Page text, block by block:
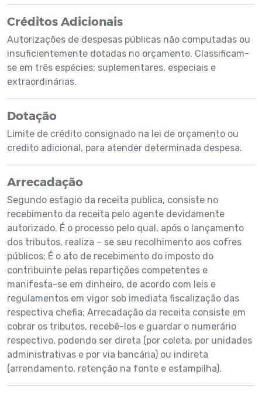
Créditos Adicionais
Autorizações de despesas públicas não computadas ou
insuficientemente dotadas no orçamento. Classificam-
se em três espécies; suplementares, especiais e
extraordinárias.
Dotação
Limite de crédito consignado na lei de orçamento ou
credito adicional, para atender determinada despesa.
Arrecadação
Segundo estagio da receita publica, consiste no
recebimento da receita pelo agente devidamente
autorizado. É o processo pelo qual, após o lançamento
dos tributos, realiza – se seu recolhimento aos cofres
públicos; É o ato de recebimento do imposto do
contribuinte pelas repartições competentes e
manifesta-se em dinheiro, de acordo com leis e
regulamentos em vigor sob imediata fiscalização das
respectiva chefia; Arrecadação da receita consiste em
cobrar os tributos, recebê-los e guardar o numerário
respectivo, podendo ser direta (por coleta, por unidades
administrativas e por via bancária) ou indireta
(arrendamento, retenção na fonte e estampilha).